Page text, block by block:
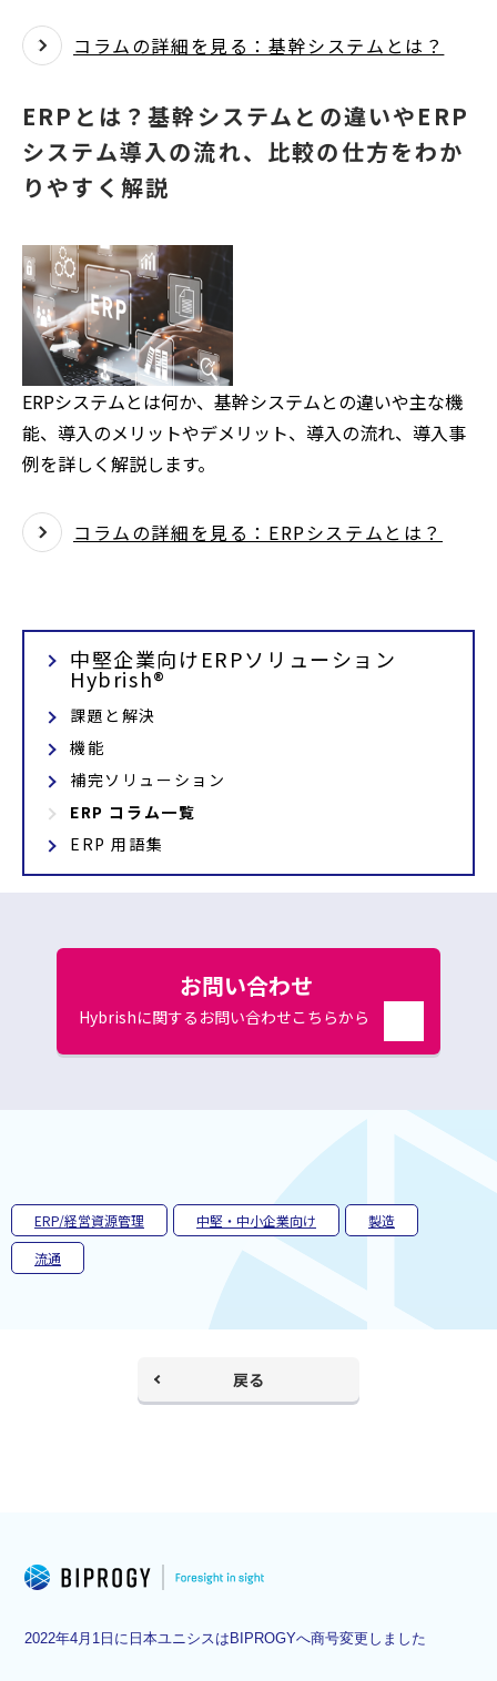
コラムの詳細を見る：基幹システムとは？
ERPとは？基幹システムとの違いやERP
システム導入の流れ、比較の仕方をわか
りやすく解説
ERPシステムとは何か、基幹システムとの違いや主な機
能、導入のメリットやデメリット、導入の流れ、導入事
例を詳しく解説します。
コラムの詳細を見る：ERPシステムとは？
中堅企業向けERPソリューション
Hybrish®
課題と解決
機能
補完ソリューション
ERP コラム一覧
ERP 用語集
お問い合わせ
Hybrishに関するお問い合わせこちらから
ウ
く
ERP/経営資源管理 中堅・中小企業向け
製造
流通
戻る
2022年4月1日に日本ユニシスはBIPROGYへ商号変更しました